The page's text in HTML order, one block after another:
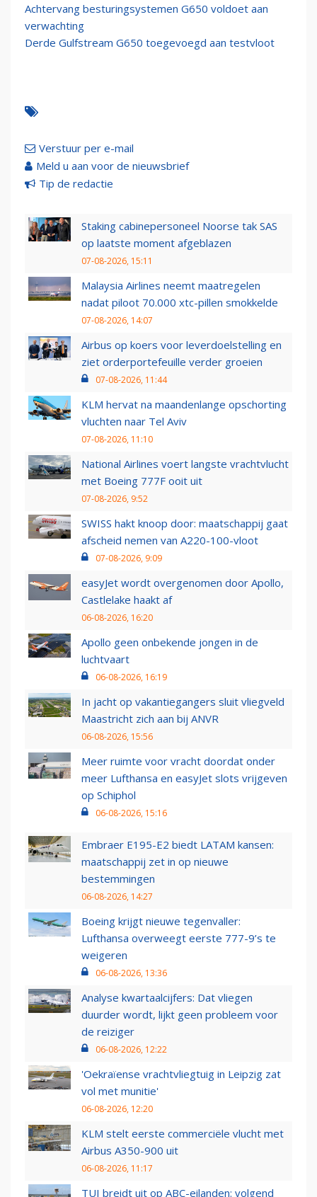
Achtervang besturingsystemen G650 voldoet aan
verwachting
Derde Gulfstream G650 toegevoegd aan testvloot
Verstuur per e-mail
Meld u aan voor de nieuwsbrief
Tip de redactie
Staking cabinepersoneel Noorse tak SAS
op laatste moment afgeblazen
07-08-2026, 15:11
Malaysia Airlines neemt maatregelen
nadat piloot 70.000 xtc-pillen smokkelde
07-08-2026, 14:07
Airbus op koers voor leverdoelstelling en
ziet orderportefeuille verder groeien
07-08-2026, 11:44
KLM hervat na maandenlange opschorting
vluchten naar Tel Aviv
07-08-2026, 11:10
National Airlines voert langste vrachtvlucht
met Boeing 777F ooit uit
07-08-2026, 9:52
SWISS hakt knoop door: maatschappij gaat
afscheid nemen van A220-100-vloot
07-08-2026, 9:09
easyJet wordt overgenomen door Apollo,
Castlelake haakt af
06-08-2026, 16:20
Apollo geen onbekende jongen in de
luchtvaart
06-08-2026, 16:19
In jacht op vakantiegangers sluit vliegveld
Maastricht zich aan bij ANVR
06-08-2026, 15:56
Meer ruimte voor vracht doordat onder
meer Lufthansa en easyJet slots vrijgeven
op Schiphol
06-08-2026, 15:16
Embraer E195-E2 biedt LATAM kansen:
maatschappij zet in op nieuwe
bestemmingen
06-08-2026, 14:27
Boeing krijgt nieuwe tegenvaller:
Lufthansa overweegt eerste 777-9’s te
weigeren
06-08-2026, 13:36
Analyse kwartaalcijfers: Dat vliegen
duurder wordt, lijkt geen probleem voor
de reiziger
06-08-2026, 12:22
'Oekraïense vrachtvliegtuig in Leipzig zat
vol met munitie'
06-08-2026, 12:20
KLM stelt eerste commerciële vlucht met
Airbus A350-900 uit
06-08-2026, 11:17
TUI breidt uit op ABC-eilanden: volgend